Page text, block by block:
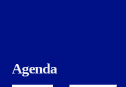
Agenda